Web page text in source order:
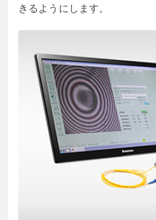
きるようにします。